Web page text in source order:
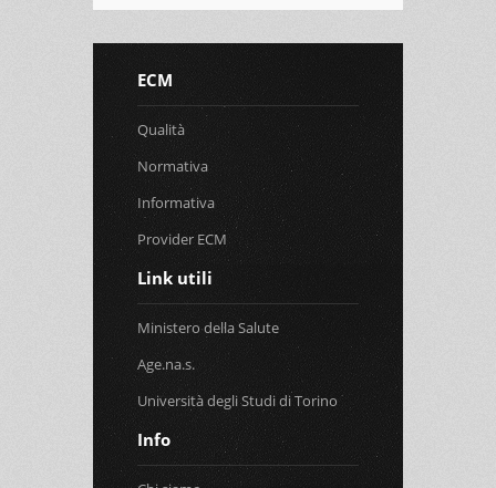
ECM
Qualità
Normativa
Informativa
Provider ECM
Link utili
Ministero della Salute
Age.na.s.
Università degli Studi di Torino
Info